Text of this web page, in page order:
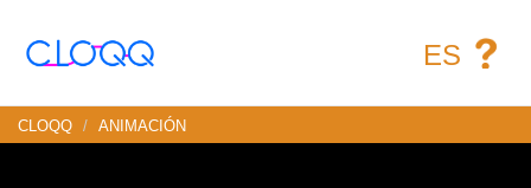
ES
CLOQQ ANIMACIÓN